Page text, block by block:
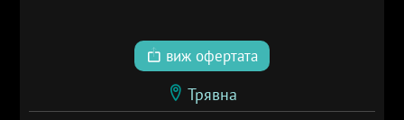
виж офертата
Трявна